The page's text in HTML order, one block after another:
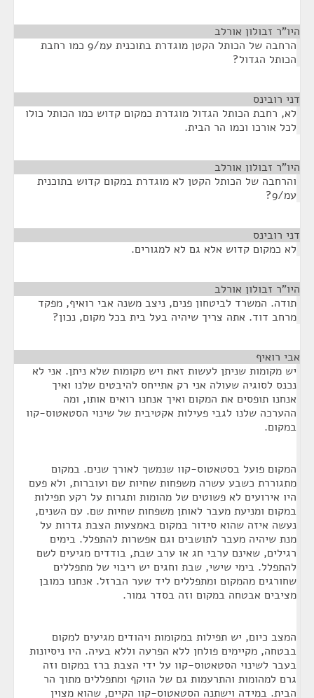
היו"ר זבולון אורלב
הרחבה של הכותל הקטן מוגדרת בתוכנית עמ/9 כמו רחבת
הכותל הגדול?
דני רובינס
לא, רחבת הכותל הגדול מוגדרת כמקום קדוש כמו הכותל כולו
לכל אורכו וכמו הר הבית.
היו"ר זבולון אורלב
והרחבה של הכותל הקטן לא מוגדרת במקום קדוש בתוכנית
עמ/9?
דני רובינס
לא כמקום קדוש אלא גם לא למגורים.
היו"ר זבולון אורלב
תודה. המשרד לביטחון פנים, ניצב משנה אבי רואיף, מפקד
מרחב דוד. אתה צריך שיהיה בעל בית בכל מקום, נכון?
אבי רואיף
יש מקומות שניתן לעשות זאת ויש מקומות שלא ניתן. אני לא
נכנס לסוגיה שעולה אני רק אתייחס להיבטים שלנו ואיך
אנחנו תופסים את המקום ואיך אנחנו רואים אותו, ומה
ההערכה שלנו לגבי פעילות אקטיבית של שינוי הסטאטוס-קוו
במקום.
המקום פועל בסטאטוס-קוו שנמשך לאורך שנים. במקום
מתגוררת כשבע עשרה משפחות שחיות שם ועוברות, ולא פעם
היו אירועים לא פשוטים של מהומות ותגרות על רקע תפילות
במקום ומניעת מעבר לאותן משפחות שחיות שם. עם השנים,
נעשה איזה שהוא סידור במקום באמצעות הצבת גדרות על
מנת שיהיה מעבר לתושבים וגם אפשרות להתפלל. בימים
רגילים, שאינם ערבי חג או ערב שבת, בודדים מגיעים לשם
להתפלל. בימי שישי, שבת וחגים יש ריבוי של מתפללים
שחורגים מהמקום ומתפללים ליד שער הברזל. אנחנו כמובן
מציבים אבטחה במקום וזה בסדר גמור.
המצב כיום, יש תפילות במקומות ויהודים מגיעים למקום
בבטחה, מקיימים פולחן ללא הפרעה וללא בעיה. היו ניסיונות
בעבר לשינוי הסטאטוס-קוו על ידי הצבת ברז במקום וזה
גרם למהומות והתרעמות גם של הווקף ומתפללים מתוך הר
הבית. במידה וישתנה הסטאטוס-קוו הקיים, שהוא מצוין